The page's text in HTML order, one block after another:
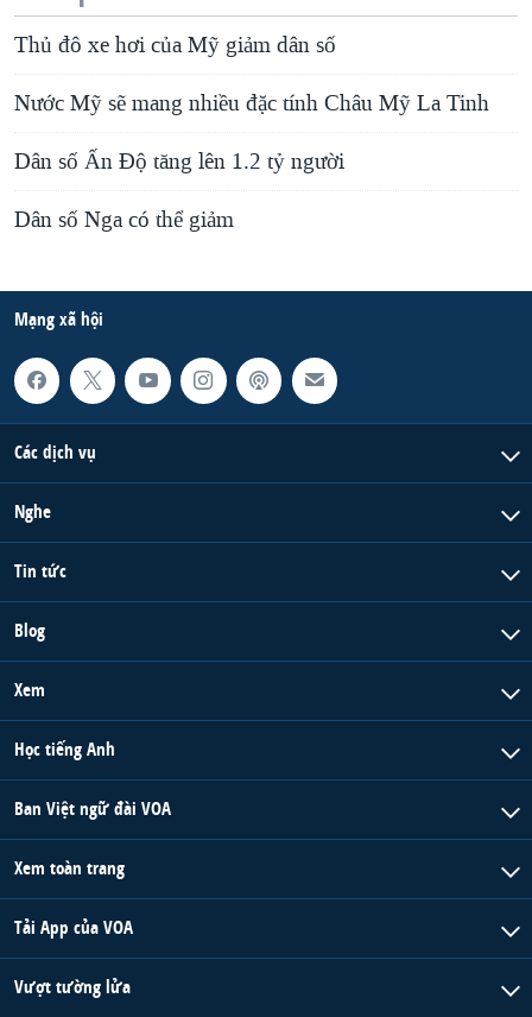
Thủ đô xe hơi của Mỹ giảm dân số
Nước Mỹ sẽ mang nhiều đặc tính Châu Mỹ La Tinh
Dân số Ấn Độ tăng lên 1.2 tỷ người
Dân số Nga có thể giảm
Mạng xã hội
Các dịch vụ
Nghe
Tin tức
Blog
Xem
Học tiếng Anh
Ban Việt ngữ đài VOA
Xem toàn trang
Tải App của VOA
Vượt tường lửa